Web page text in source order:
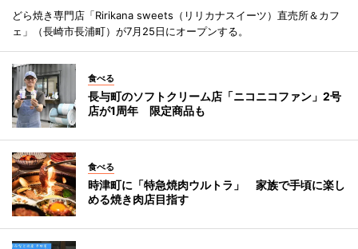
どら焼き専門店「Ririkana sweets（リリカナスイーツ）直売所＆カフ
ェ」（長崎市長浦町）が7月25日にオープンする。
食べる
長与町のソフトクリーム店「ニコニコファン」2号
店が1周年 限定商品も
食べる
時津町に「特急焼肉ウルトラ」 家族で手頃に楽し
める焼き肉店目指す